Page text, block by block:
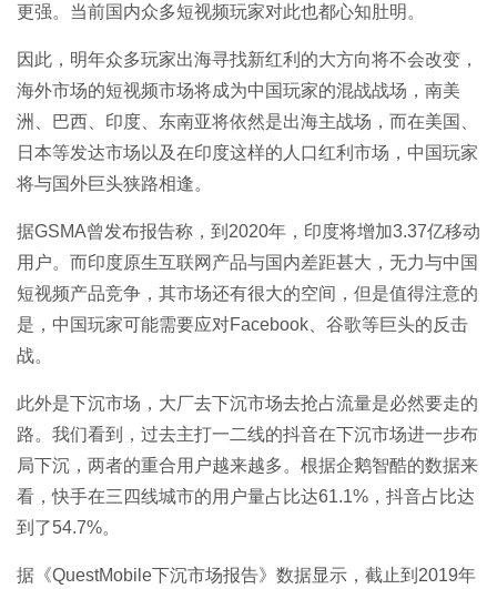
更强。当前国内众多短视频玩家对此也都心知肚明。
因此，明年众多玩家出海寻找新红利的大方向将不会改变，
海外市场的短视频市场将成为中国玩家的混战战场，南美
洲、巴西、印度、东南亚将依然是出海主战场，而在美国、
日本等发达市场以及在印度这样的人口红利市场，中国玩家
将与国外巨头狭路相逢。
据GSMA曾发布报告称，到2020年，印度将增加3.37亿移动
用户。而印度原生互联网产品与国内差距甚大，无力与中国
短视频产品竞争，其市场还有很大的空间，但是值得注意的
是，中国玩家可能需要应对Facebook、谷歌等巨头的反击
战。
此外是下沉市场，大厂去下沉市场去抢占流量是必然要走的
路。我们看到，过去主打一二线的抖音在下沉市场进一步布
局下沉，两者的重合用户越来越多。根据企鹅智酷的数据来
看，快手在三四线城市的用户量占比达61.1%，抖音占比达
到了54.7%。
据《QuestMobile下沉市场报告》数据显示，截止到2019年